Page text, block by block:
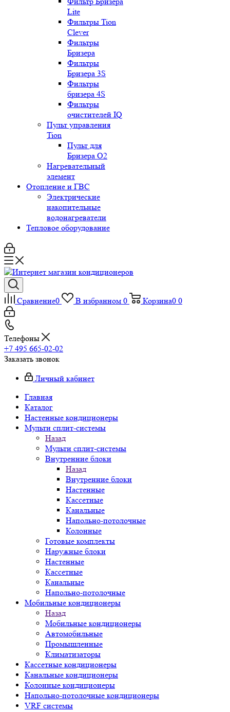
Lite
Фильтры Tion
Clever
Фильтры
Бризера
Фильтры
Бризера 3S
Фильтры
бризера 4S
Фильтры
очистителей IQ
Пульт управления
Tion
Пульт для
Бризера O2
Нагревательный
элемент
Отопление и ГВС
Электрические
накопительные
водонагреватели
Тепловое оборудование
Сравнение0 В избранном 0 Корзина0 0
Телефоны
+7 495 665-02-02
Заказать звонок
Личный кабинет
Главная
Каталог
Настенные кондиционеры
Мульти сплит-системы
Назад
Мульти сплит-системы
Внутренние блоки
Назад
Внутренние блоки
Настенные
Кассетные
Канальные
Напольно-потолочные
Колонные
Готовые комплекты
Наружные блоки
Настенные
Кассетные
Канальные
Напольно-потолочные
Мобильные кондиционеры
Назад
Мобильные кондиционеры
Автомобильные
Промышленные
Климатизаторы
Кассетные кондиционеры
Канальные кондиционеры
Колонные кондиционеры
Напольно-потолочные кондиционеры
VRF системы